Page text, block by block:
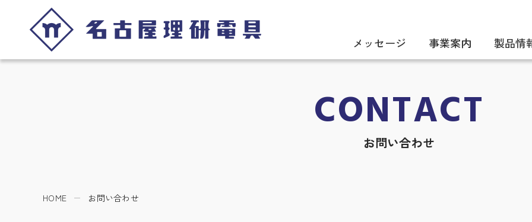
メッセージ 事業案内 製品情
CONTACT
お問い合わせ
HOME お問い合わせ